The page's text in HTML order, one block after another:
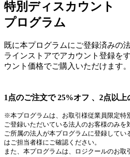
特別ディスカウント
プログラム
既に本プログラムにご登録済みの
ラインストアでアカウント登録を
ウント価格でご購入いただけます。
1点のご注文で 25%オフ 、2点以上
※本プログラムは、お取引様従業員限定特
ご登録いただいている法人のお客様のみを
ご所属の法人が本プログラムに登録して
はご担当者様にご確認ください。
また、本プログラムは、ロジクールのお